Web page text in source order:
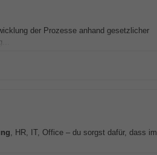
der Prozesse anhand gesetzlicher
, HR, IT, Office – du sorgst dafür, dass im